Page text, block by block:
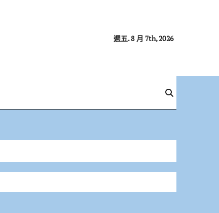
週五. 8 月 7th, 2026